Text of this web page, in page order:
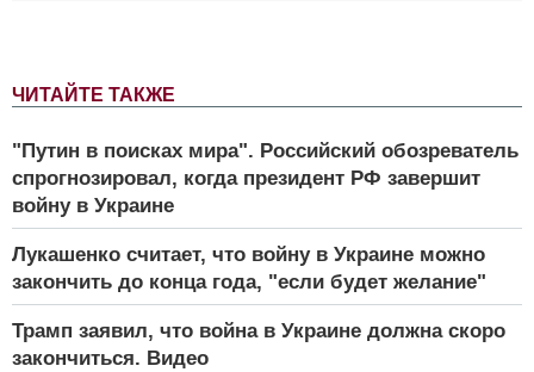
ЧИТАЙТЕ ТАКЖЕ
"Путин в поисках мира". Российский обозреватель
спрогнозировал, когда президент РФ завершит
войну в Украине
Лукашенко считает, что войну в Украине можно
закончить до конца года, "если будет желание"
Трамп заявил, что война в Украине должна скоро
закончиться. Видео